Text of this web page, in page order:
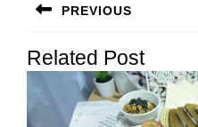
по
записям
PREVIOUS
запись:
Related Post